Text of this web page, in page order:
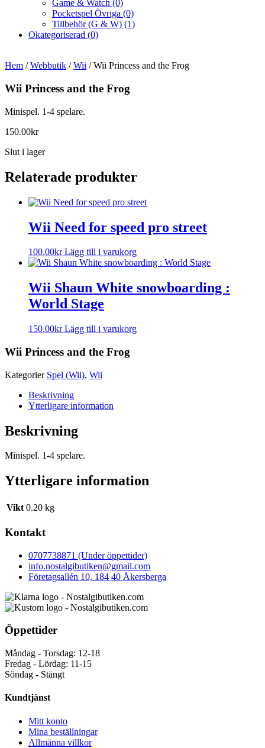
Game & Watch (0)
Pocketspel Övriga (0)
Tillbehör (G & W) (1)
Okategoriserad (0)
Hem /Webbutik /Wii / Wii Princess and the Frog
Wii Princess and the Frog
Minispel. 1-4 spelare.
150.00kr
Slut i lager
Relaterade produkter
Wii Need for speed pro street
100.00kr Lägg till i varukorg
Wii Shaun White snowboarding :
World Stage
150.00kr Lägg till i varukorg
Wii Princess and the Frog
Kategorier Spel (Wii), Wii
Beskrivning
Ytterligare information
Beskrivning
Minispel. 1-4 spelare.
Ytterligare information
Vikt 0.20 kg
Kontakt
0707738871 (Under öppettider)
info.nostalgibutiken@gmail.com
Företagsallén 10, 184 40 Åkersberga
Öppettider
Måndag - Torsdag: 12-18
Fredag - Lördag: 11-15
Söndag - Stängt
Kundtjänst
Mitt konto
Mina beställningar
Allmänna villkor